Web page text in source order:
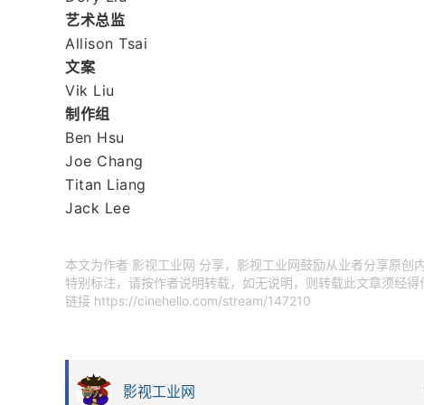
艺术总监
Allison Tsai
文案
Vik Liu
制作组
Ben Hsu
Joe Chang
Titan Liang
Jack Lee
本文为作者 影视工业网 分享，影视工业网鼓励从业者分享原创
特别标注，请按作者说明转载，如无说明，则转载此文章须经
链接 https://cinehello.com/stream/147210
影视工业网